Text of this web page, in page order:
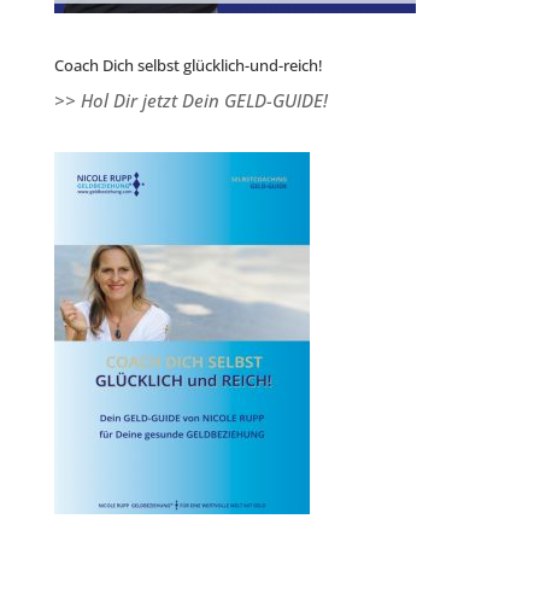
Coach Dich selbst glücklich-und-reich!
>> Hol Dir jetzt Dein GELD-GUIDE!